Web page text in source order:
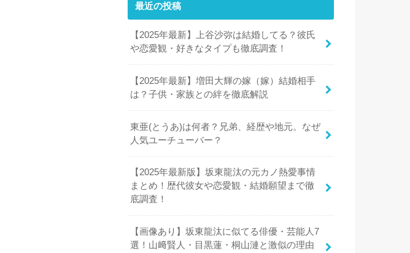
最近の投稿
【2025年最新】上谷沙弥は結婚してる？彼氏
や恋愛観・好きなタイプも徹底調査！
【2025年最新】増田大輝の嫁（嫁）結婚相手
は？子供・家族との絆を徹底解説
東亜(とうあ)は何者？兄弟、経歴や地元。なぜ
人気ユーチューバー？
【2025年最新版】坂東龍汰の元カノ熱愛事情
まとめ！歴代彼女や恋愛観・結婚願望まで徹
底調査！
【画像あり】坂東龍汰に似てる俳優・芸能人7
選！山﨑賢人・目黒蓮・桐山漣と激似の理由